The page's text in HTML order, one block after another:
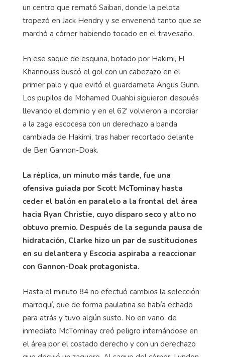
un centro que remató Saibari, donde la pelota
tropezó en Jack Hendry y se envenenó tanto que se
marchó a córner habiendo tocado en el travesaño.
En ese saque de esquina, botado por Hakimi, El
Khannouss buscó el gol con un cabezazo en el
primer palo y que evitó el guardameta Angus Gunn.
Los pupilos de Mohamed Ouahbi siguieron después
llevando el dominio y en el 62' volvieron a incordiar
a la zaga escocesa con un derechazo a banda
cambiada de Hakimi, tras haber recortado delante
de Ben Gannon-Doak.
La réplica, un minuto más tarde, fue una
ofensiva guiada por Scott McTominay hasta
ceder el balón en paralelo a la frontal del área
hacia Ryan Christie, cuyo disparo seco y alto no
obtuvo premio. Después de la segunda pausa de
hidratación, Clarke hizo un par de sustituciones
en su delantera y Escocia aspiraba a reaccionar
con Gannon-Doak protagonista.
Hasta el minuto 84 no efectuó cambios la selección
marroquí, que de forma paulatina se había echado
para atrás y tuvo algún susto. No en vano, de
inmediato McTominay creó peligro internándose en
el área por el costado derecho y con un derechazo